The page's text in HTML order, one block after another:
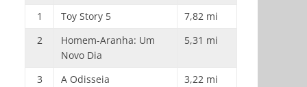
1
Toy Story 5
7,82 mi
2
Homem-Aranha: Um
Novo Dia
5,31 mi
3 A Odisseia
3,22 mi